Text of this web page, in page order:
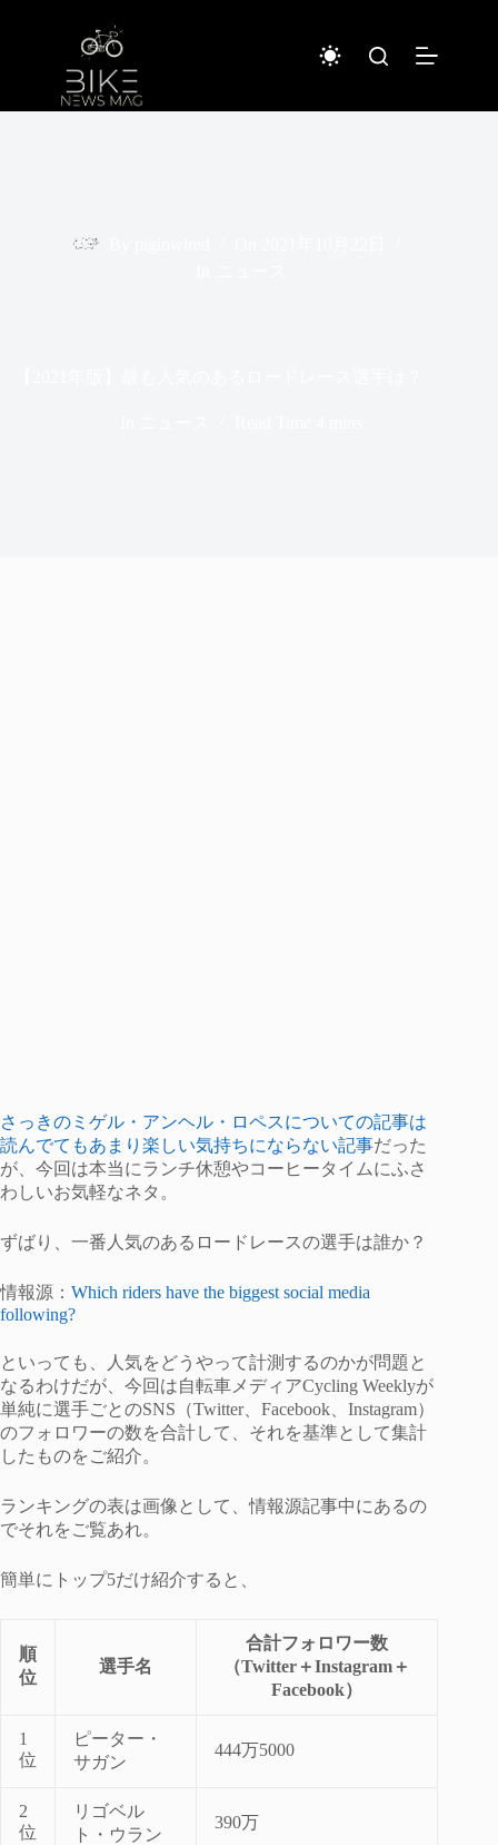
さっきのミゲル・アンヘル・ロペスについての記事は
読んでてもあまり楽しい気持ちにならない記事だった
が、今回は本当にランチ休憩やコーヒータイムにふさ
わしいお気軽なネタ。
ずばり、一番人気のあるロードレースの選手は誰か？
情報源： Which riders have the biggest social media
following?
といっても、人気をどうやって計測するのかが問題と
なるわけだが、今回は自転車メディアCycling Weeklyが
単純に選手ごとのSNS（Twitter、Facebook、Instagram）
のフォロワーの数を合計して、それを基準として集計
したものをご紹介。
ランキングの表は画像として、情報源記事中にあるの
でそれをご覧あれ。
簡単にトップ5だけ紹介すると、
順
位
選手名
合計フォロワー数
（Twitter＋Instagram＋
Facebook）
1
位
ピーター・
サガン
444万5000
2
位
リゴベル
ト・ウラン
390万